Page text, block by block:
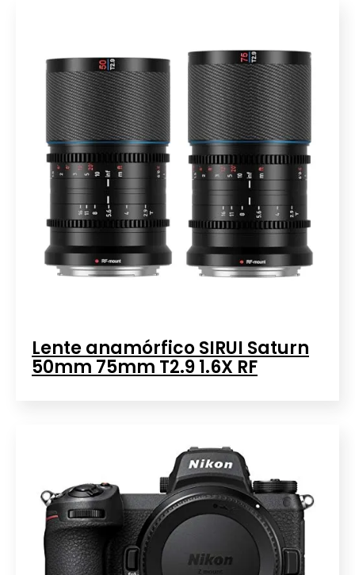
Lente anamórfico SIRUI Saturn
50mm 75mm T2.9 1.6X RF